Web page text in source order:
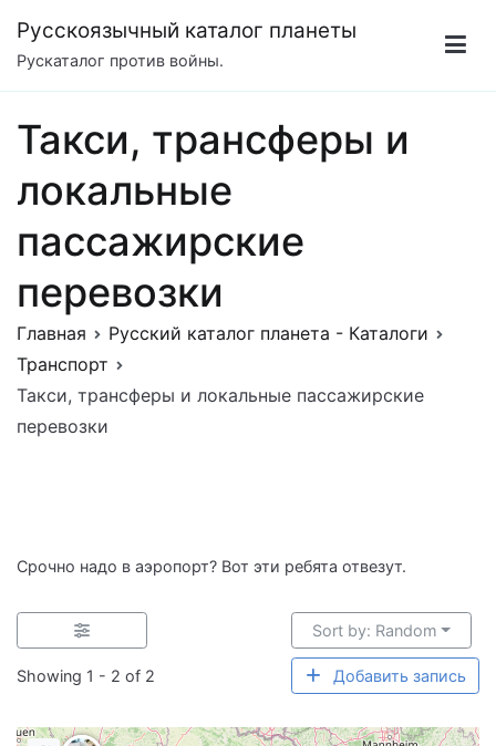
содержимому
Русскоязычный каталог планеты
Рускаталог против войны.
Такси, трансферы и
локальные
пассажирские
перевозки
Главная
Русский каталог планета - Каталоги
Транспорт
Такси, трансферы и локальные пассажирские
перевозки
Срочно надо в аэропорт? Вот эти ребята отвезут.
Showing 1 - 2 of 2
Sort by: Random
Добавить запись